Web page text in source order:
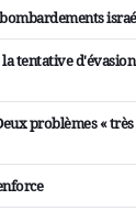
tentative
problèmes « très